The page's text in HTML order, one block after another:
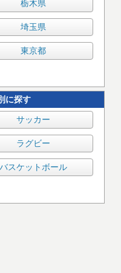
栃木県
埼玉県
東京都
に探す
サッカー
ラグビー
バスケットボール